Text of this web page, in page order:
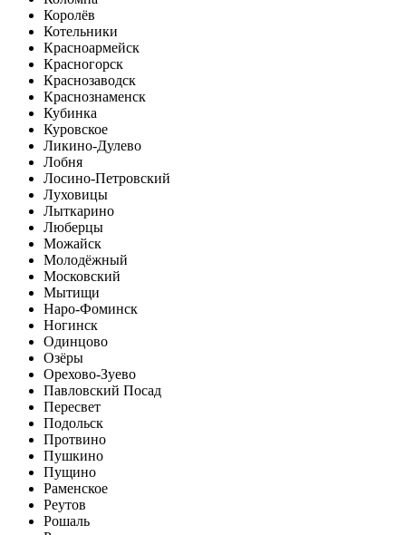
Королёв
Котельники
Красноармейск
Красногорск
Краснозаводск
Краснознаменск
Кубинка
Куровское
Ликино-Дулево
Лобня
Лосино-Петровский
Луховицы
Лыткарино
Люберцы
Можайск
Молодёжный
Московский
Мытищи
Наро-Фоминск
Ногинск
Одинцово
Озёры
Орехово-Зуево
Павловский Посад
Пересвет
Подольск
Протвино
Пушкино
Пущино
Раменское
Реутов
Рошаль